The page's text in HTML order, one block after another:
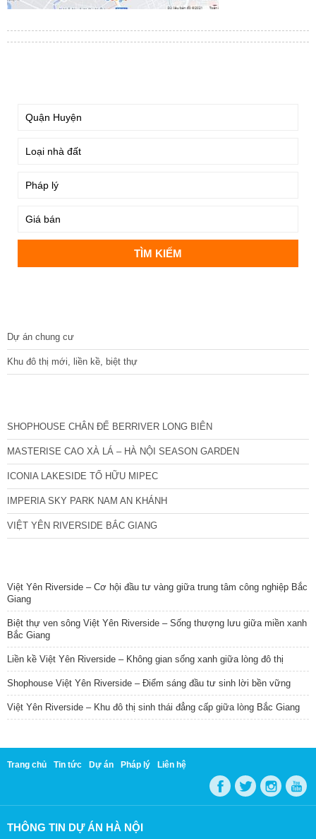
Dự án chung cư
Khu đô thị mới, liền kề, biệt thự
SHOPHOUSE CHÂN ĐẾ BERRIVER LONG BIÊN
MASTERISE CAO XÀ LÁ – HÀ NỘI SEASON GARDEN
ICONIA LAKESIDE TỐ HỮU MIPEC
IMPERIA SKY PARK NAM AN KHÁNH
VIỆT YÊN RIVERSIDE BẮC GIANG
Việt Yên Riverside – Cơ hội đầu tư vàng giữa trung tâm công nghiệp Bắc
Giang
Biệt thự ven sông Việt Yên Riverside – Sống thượng lưu giữa miền xanh
Bắc Giang
Liền kề Việt Yên Riverside – Không gian sống xanh giữa lòng đô thị
Shophouse Việt Yên Riverside – Điểm sáng đầu tư sinh lời bền vững
Việt Yên Riverside – Khu đô thị sinh thái đẳng cấp giữa lòng Bắc Giang
Trang chủ Tin tức Dự án Pháp lý Liên hệ
THÔNG TIN DỰ ÁN HÀ NỘI